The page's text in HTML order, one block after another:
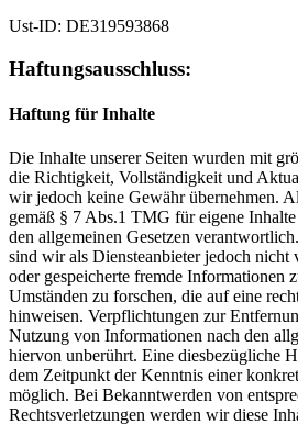
Ust-ID: DE319593868
Haftungsausschluss:
Haftung für Inhalte
Die Inhalte unserer Seiten wurden mit
die Richtigkeit, Vollständigkeit und
wir jedoch keine Gewähr übernehmen.
gemäß § 7 Abs.1 TMG für eigene
den allgemeinen Gesetzen
sind wir als Diensteanbieter jedoch nicht
oder gespeicherte fremde Informationen
Umständen zu forschen, die auf eine
hinweisen. Verpflichtungen zur
Nutzung von Informationen nach den
hiervon unberührt. Eine diesbezügliche
dem Zeitpunkt der Kenntnis einer
möglich. Bei Bekanntwerden von
Rechtsverletzungen werden wir diese